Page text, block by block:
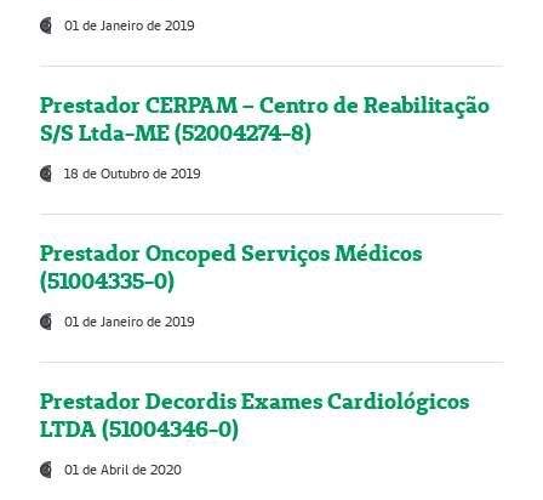
01 de Janeiro de 2019
Prestador CERPAM – Centro de Reabilitação
S/S Ltda-ME (52004274-8)
18 de Outubro de 2019
Prestador Oncoped Serviços Médicos
(51004335-0)
01 de Janeiro de 2019
Prestador Decordis Exames Cardiológicos
LTDA (51004346-0)
01 de Abril de 2020